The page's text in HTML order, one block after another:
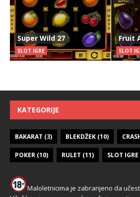
Super Wild 27
SLOT IGRE
Fruit
SLOT
KATEGORIJE
BAKARAT (3) BLEKDŽEK (10)
POKER (10) RULET (11) SLOT IGRE
Maloletnicima je zabranjeno da